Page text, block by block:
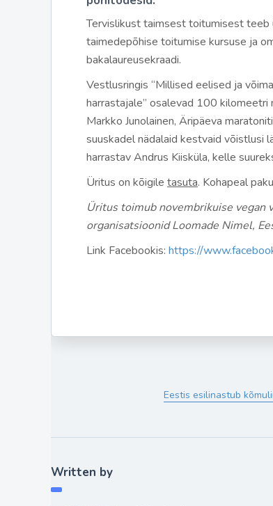
Tervislikust taimsest toitumisest teeb
taimedepõhise toitumise kursuse ja
bakalaureusekraadi.
Vestlusringis “Millised eelised ja
harrastajale” osalevad 100
Markko Junolainen, Äripäeva
suuskadel nädalaid kestvaid võistlusi
harrastav Andrus Kiisküla, kelle
Üritus on kõigile tasuta. Kohapeal
Üritus toimub novembrikuise vegan
organisatsioonid Loomade Nimel,
Link Facebookis: https://
Eestis esilinastub
Written by